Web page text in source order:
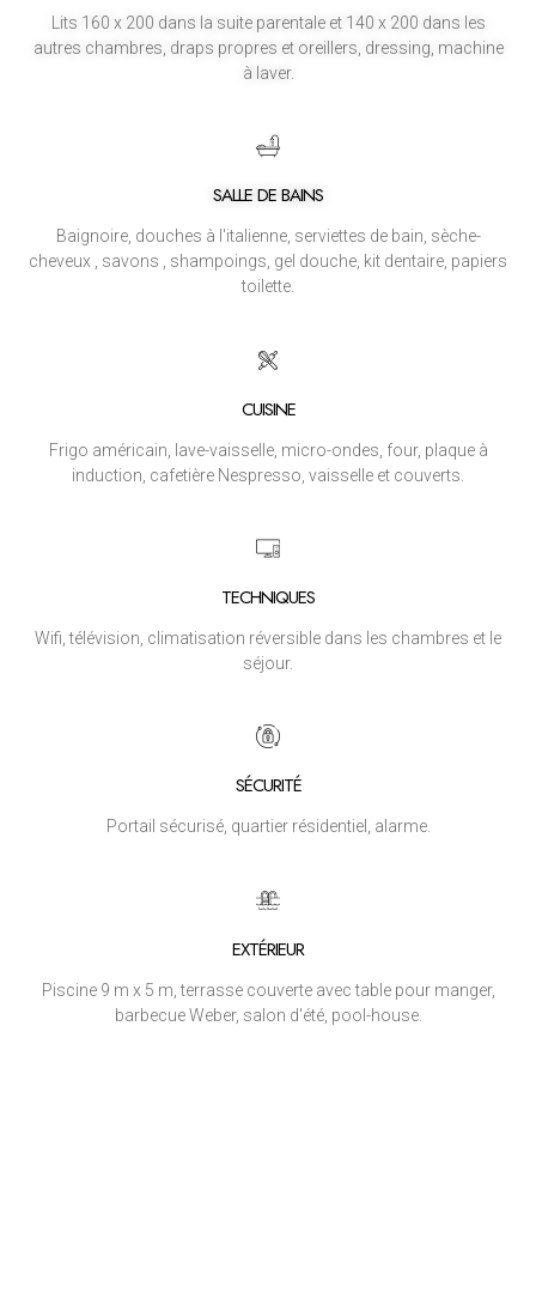
Lits 160 x 200 dans la suite parentale et 140 x 200 dans les
autres chambres, draps propres et oreillers, dressing, machine
à laver.
SALLE DE BAINS
Baignoire, douches à l'italienne, serviettes de bain, sèche-
cheveux , savons , shampoings, gel douche, kit dentaire, papiers
toilette.
CUISINE
Frigo américain, lave-vaisselle, micro-ondes, four, plaque à
induction, cafetière Nespresso, vaisselle et couverts.
TECHNIQUES
Wifi, télévision, climatisation réversible dans les chambres et le
séjour.
SÉCURITÉ
Portail sécurisé, quartier résidentiel, alarme.
EXTÉRIEUR
Piscine 9 m x 5 m, terrasse couverte avec table pour manger,
barbecue Weber, salon d'été, pool-house.